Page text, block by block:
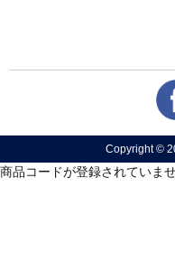
Copyright ©
商品コードが登録されていま